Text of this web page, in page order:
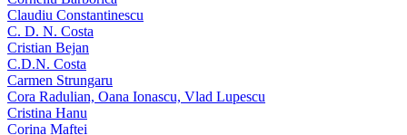
Claudiu Constantinescu
C. D. N. Costa
Cristian Bejan
C.D.N. Costa
Carmen Strungaru
Cora Radulian, Oana Ionascu, Vlad Lupescu
Cristina Hanu
Corina Maftei